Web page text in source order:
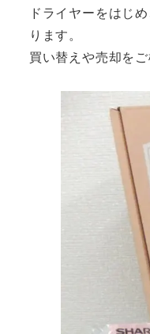
ドライヤーをはじ
ります。
買い替えや売却を